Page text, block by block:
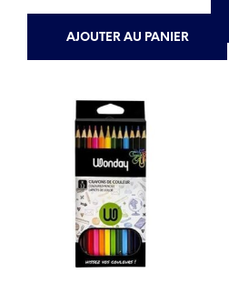
9.50€.9.03€.
AJOUTER AU PANIER